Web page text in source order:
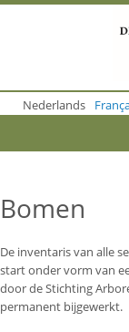
o
m
n
n
t
Nederlands
Bomen
De inventaris van alle
start onder vorm van
door de Stichting
permanent bijgewerkt.